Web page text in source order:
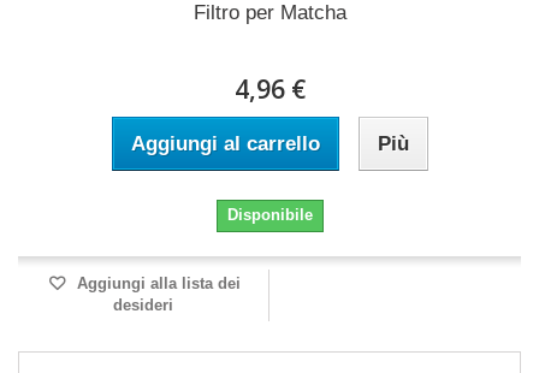
Filtro per Matcha
4,96 €
Aggiungi al carrello Più
Disponibile
Aggiungi alla lista dei
desideri